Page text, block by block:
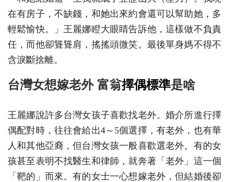
在有房子，不缺錢，和她出來約會還可以幫助她，多
輕鬆愉快。」王麗娜瞪大眼睛告訴他，這樣做不負責
任，而他卻聳聳肩，搖搖頭微笑。最後單身媽不得不
含淚斷捨離。
台灣女想嫁老外 富翁擇偶標準是啥
王麗娜說許多台灣女孩子喜歡找老外。婚介所進行擇
偶配對時，往往會給出4～5個選擇，有老外，也有華
人和其他亞裔，但台灣女孩一般喜歡選老外。有的女
孩甚至表明不找醫生和律師，就奔著「老外」這一個
「靶的」而來。有的女士一心想嫁老外，但結婚後卻